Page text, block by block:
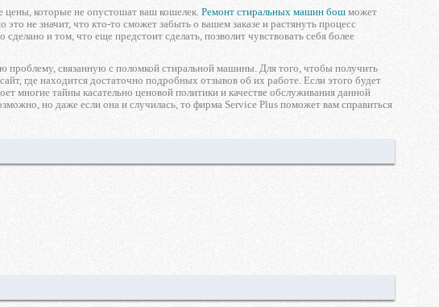
цены, которые не опустошат ваш кошелек.Ремонт стиральных машин бош может
не значит, что кто-то сможет забыть о вашем заказе и растянуть процесс
и том, что еще предстоит сделать, позволит чувствовать себя более
связанную с поломкой стиральной машины. Для того, чтобы получить
где находится достаточно подробных отзывов об их работе. Если этого будет
многие тайны касательно ценовой политики и качестве обслуживания данной
но даже если она и случилась, то фирма Service Plus поможет вам справиться